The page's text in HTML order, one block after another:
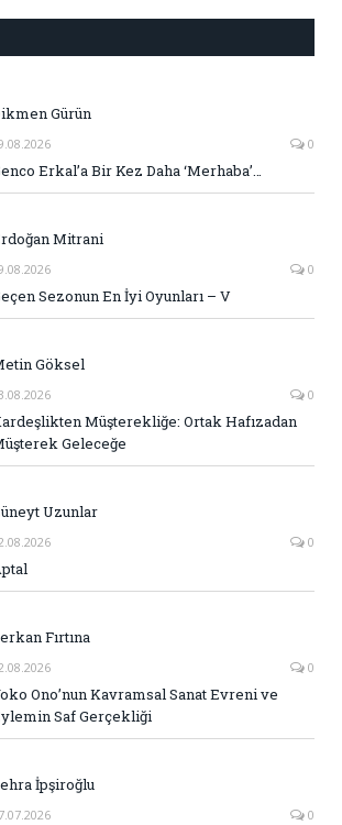
Gürün
0
Erkal’a Bir Kez Daha ‘Merhaba’…
Mitrani
0
Sezonun En İyi Oyunları – V
Göksel
0
Müşterekliğe: Ortak Hafızadan
Geleceğe
Uzunlar
0
Fırtına
0
Ono’nun Kavramsal Sanat Evreni ve
Saf Gerçekliği
İpşiroğlu
0